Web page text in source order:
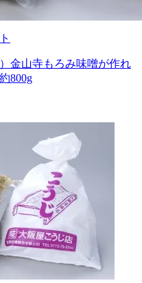
金山寺もろみ味噌が作れ
800g